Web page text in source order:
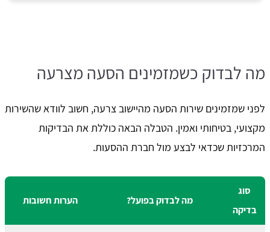
מה לבדוק כשמזמינים הסעה מצרעה
לפני שמזמינים שירות הסעה מהיישוב צרעה, חשוב לוודא שהשירות
מקצועי, בטיחותי ואמין. הטבלה הבאה כוללת את הבדיקות
המרכזיות שכדאי לבצע מול חברת ההסעות.
סוג
בדיקה
מה לבדוק בפועל? הערות חשובות